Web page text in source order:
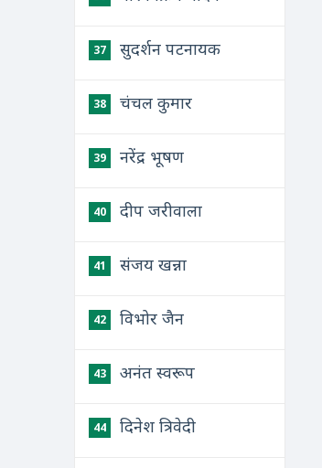
37 सुदर्शन पटनायक
38 चंचल कुमार
39 नरेंद्र भूषण
40 दीप जरीवाला
41 संजय खन्ना
42 विभोर जैन
43 अनंत स्वरूप
44 दिनेश त्रिवेदी